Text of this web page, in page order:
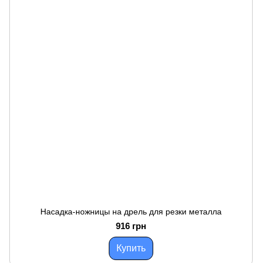
Насадка-ножницы на дрель для резки металла
916 грн
Купить